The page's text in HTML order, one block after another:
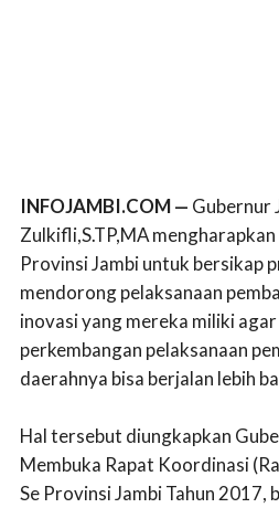
INFOJAMBI.COM — Gubernur
Zulkifli,S.TP,MA
Provinsi Jambi untuk bersikap
mendorong pelaksanaan
inovasi yang mereka miliki
perkembangan pelaksanaan
daerahnya bisa berjalan lebih
Hal tersebut diungkapkan
Membuka Rapat Koordinasi
Se Provinsi Jambi Tahun 2017,